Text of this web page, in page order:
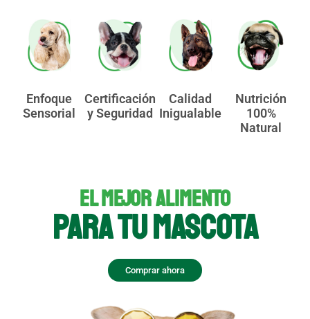
Enfoque
Sensorial
Certificación
y Seguridad
Calidad
Inigualable
Nutrición
100%
Natural
EL MEJOR ALIMENTO
PARA TU MASCOTA
Comprar ahora